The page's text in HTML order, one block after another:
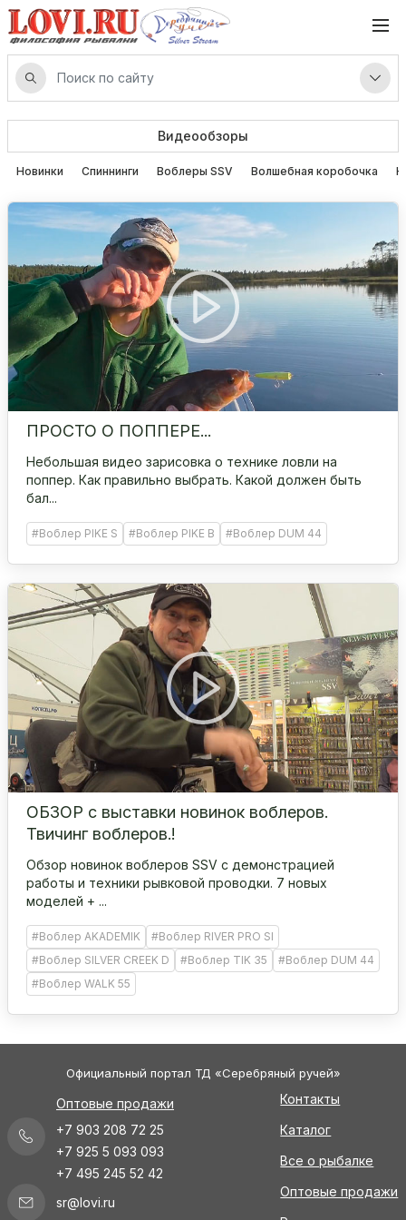
Видеообзоры
Новинки Спиннинги Воблеры SSV Волшебная коробочка
ПРОСТО О ПОППЕРЕ...
Небольшая видео зарисовка о технике ловли на
поппер. Как правильно выбрать. Какой должен быть
бал...
#Воблер PIKE S #Воблер PIKE B #Воблер DUM 44
ОБЗОР с выставки новинок воблеров.
Твичинг воблеров.!
Обзор новинок воблеров SSV с демонстрацией
работы и техники рывковой проводки. 7 новых
моделей + ...
#Воблер AKADEMIK
#Воблер RIVER PRO SI
#Воблер SILVER CREEK D
#Воблер TIK 35
#Воблер DUM 44
#Воблер WALK 55
Официальный портал ТД «Серебряный ручей»
Оптовые продажи
+7 903 208 72 25
+7 925 5 093 093
+7 495 245 52 42
sr@lovi.ru
Контакты
Каталог
Все о рыбалке
Оптовые продажи